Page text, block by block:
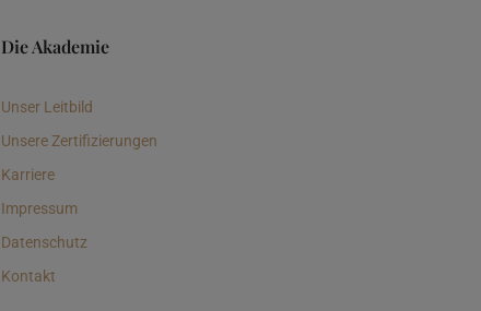
Die Akademie
Unser Leitbild
Unsere Zertifizierungen
Karriere
Impressum
Datenschutz
Kontakt